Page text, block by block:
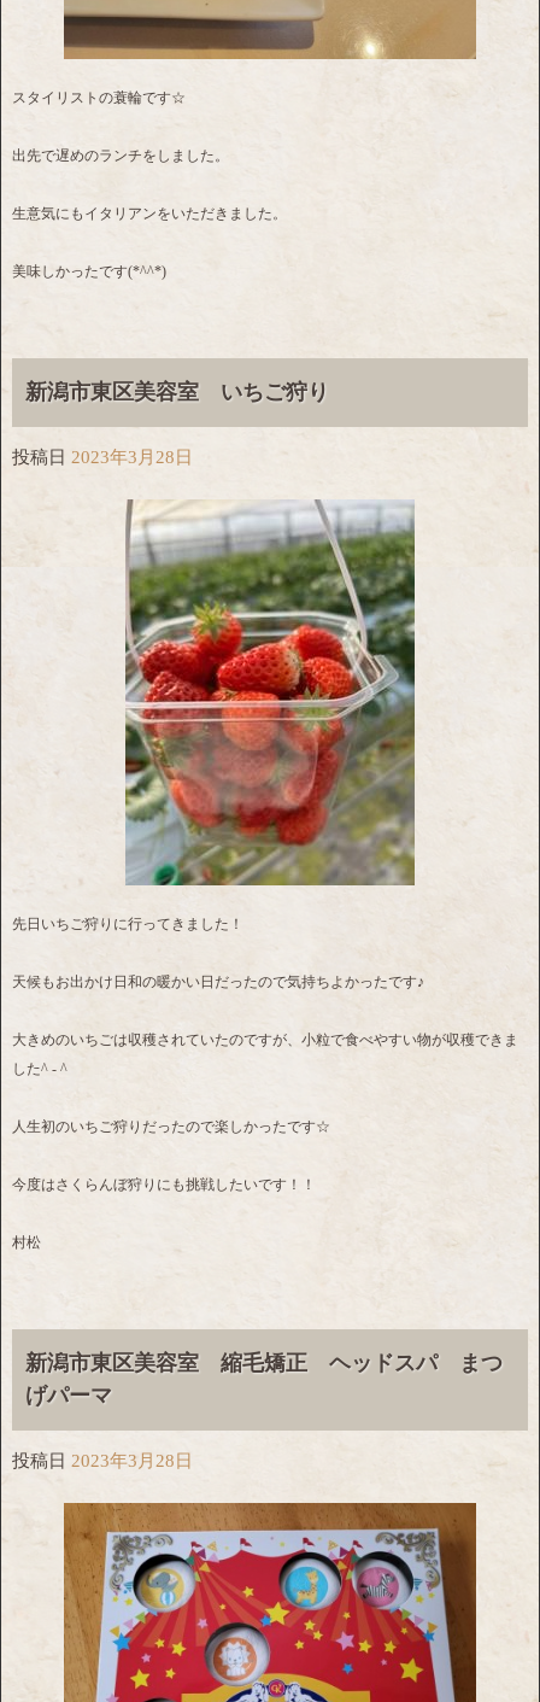
スタイリストの蓑輪です☆
出先で遅めのランチをしました。
生意気にもイタリアンをいただきました。
美味しかったです(*^^*)
新潟市東区美容室 いちご狩り
投稿日 2023年3月28日
先日いちご狩りに行ってきました！
天候もお出かけ日和の暖かい日だったので気持ちよかったです♪
大きめのいちごは収穫されていたのですが、小粒で食べやすい物が収穫できま
した^ - ^
人生初のいちご狩りだったので楽しかったです☆
今度はさくらんぼ狩りにも挑戦したいです！！
村松
新潟市東区美容室 縮毛矯正 ヘッドスパ まつ
げパーマ
投稿日 2023年3月28日